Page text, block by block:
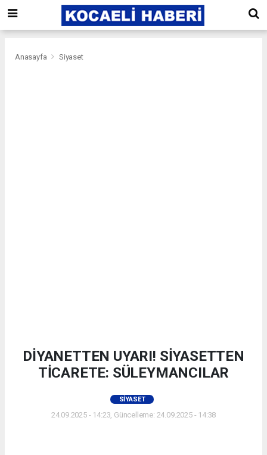
Anasayfa Siyaset
DİYANETTEN UYARI! SİYASETTEN
TİCARETE: SÜLEYMANCILAR
SIYASET
24.09.2025 - 14:23, Güncelleme: 24.09.2025 - 14:38